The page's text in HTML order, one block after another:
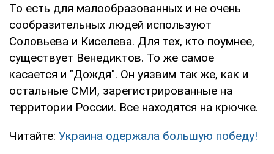
То есть для малообразованных и не очень
сообразительных людей используют
Соловьева и Киселева. Для тех, кто поумнее,
существует Венедиктов. То же самое
касается и "Дождя". Он уязвим так же, как и
остальные СМИ, зарегистрированные на
территории России. Все находятся на крючке.
Читайте: Украина одержала большую победу!